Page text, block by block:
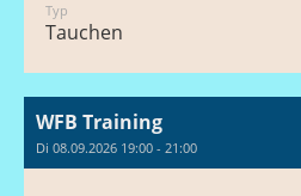
Typ
Tauchen
WFB Training
Di 08.09.2026 19:00 - 21:00